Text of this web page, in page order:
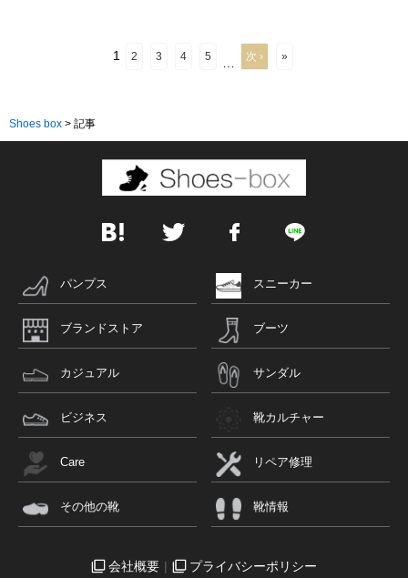
1 2 3 4 5 次 › »
Shoes box > 記事
パンプス スニーカー
ブランドストア ブーツ
カジュアル サンダル
ビジネス 靴カルチャー
Care リペア修理
その他の靴 靴情報
会社概要 プライバシーポリシー